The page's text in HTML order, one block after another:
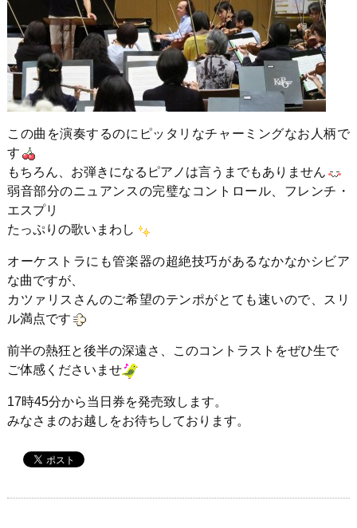
この曲を演奏するのにピッタリなチャーミングなお人柄で
す
もちろん、お弾きになるピアノは言うまでもありません
弱音部分のニュアンスの完璧なコントロール、フレンチ・
エスプリ
たっぷりの歌いまわし
オーケストラにも管楽器の超絶技巧があるなかなかシビア
な曲ですが、
カツァリスさんのご希望のテンポがとても速いので、スリ
ル満点です
前半の熱狂と後半の深遠さ、このコントラストをぜひ生で
ご体感くださいませ
17時45分から当日券を発売致します。
みなさまのお越しをお待ちしております。